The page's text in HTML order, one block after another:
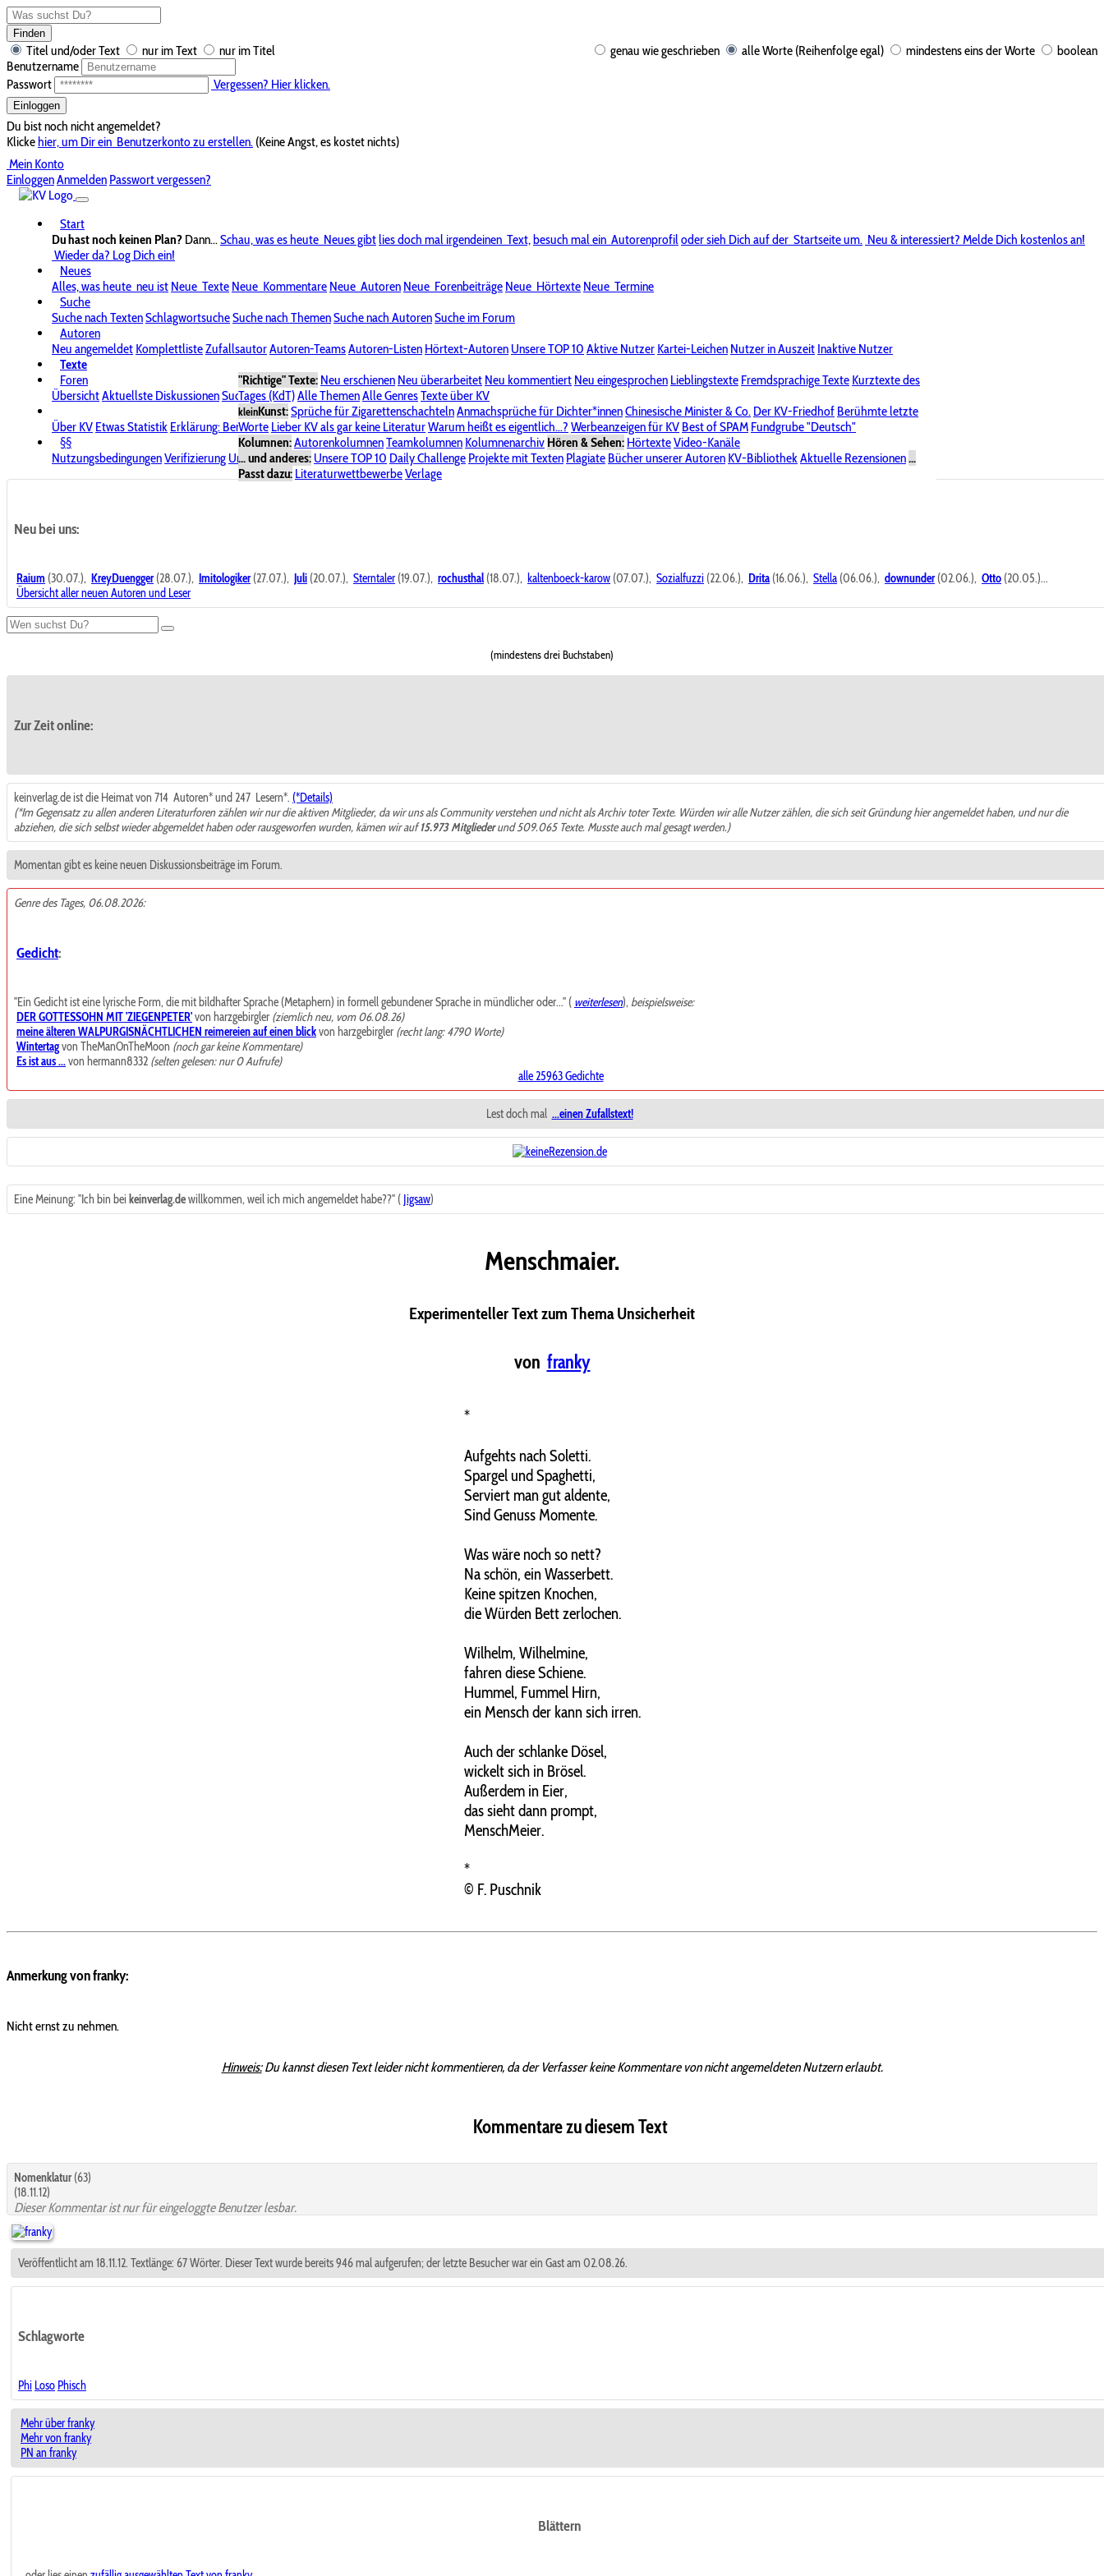
Finden
genau wie geschrieben alle Worte (Reihenfolge egal) mindestens eins der Worte boolean
Titel und/oder Text nur im Text
nur im Titel
Benutzername
Passwort
Vergessen? Hier klicken.
Einloggen
Du bist noch nicht angemeldet?
Klickehier, um Dir ein Benutzerkonto zu erstellen. (Keine Angst, es kostet nichts)
Mein Konto
EinloggenAnmelden Passwort vergessen?
Start
Du hast noch keinen Plan? Dann...Schau, was es heute Neues gibtlies doch mal irgendeinen Text,besuch mal ein Autorenprofiloder sieh Dich auf der Startseite um. Neu & interessiert? Melde Dich kostenlos an!
Wieder da? Log Dich ein!
Neues
Alles, was heute neu ist Neue Texte Neue Kommentare Neue Autoren Neue Forenbeiträge Neue Hörtexte Neue Termine
Suche
Suche nach TextenSchlagwortsucheSuche nach ThemenSuche nach AutorenSuche im Forum
Autoren
Neu angemeldet KomplettlisteZufallsautorAutoren-TeamsAutoren-Listen Hörtext-Autoren Unsere TOP 10 Aktive Nutzer Kartei-Leichen Nutzer in Auszeit Inaktive Nutzer
Texte
"Richtige" Texte: Neu erschienen Neu überarbeitet Neu kommentiert Neu eingesprochen Lieblingstexte Fremdsprachige Texte Kurztexte des
Tages (KdT)Alle ThemenAlle GenresTexte über KV
kleinKunst:Sprüche für ZigarettenschachtelnAnmachsprüche für Dichter*innenChinesische Minister & Co. Der KV-Friedhof Berühmte letzte
Worte Lieber KV als gar keine LiteraturWarum heißt es eigentlich...? Werbeanzeigen für KV Best of SPAM Fundgrube "Deutsch"
Kolumnen:AutorenkolumnenTeamkolumnen Kolumnenarchiv Hören & Sehen: HörtexteVideo-Kanäle
... und anderes: Unsere TOP 10 Daily Challenge Projekte mit Texten Plagiate Bücher unserer Autoren KV-BibliothekAktuelle Rezensionen...
Passt dazu: LiteraturwettbewerbeVerlage
Foren
ÜbersichtAktuellste DiskussionenSuche im ForumBereich "KV-Board"Bereich "Literatur & Schreiberei"
Über KV Etwas Statistik Erklärung: BenutzersymboleSpende für KV Unsere SpenderlisteAlle Wege führen zu KVPasswort vergessen?
§§
NutzungsbedingungenVerifizierung UrheberrechtAvatare & BilderStalkingDatenschutzerklärungImpressum
Neu bei uns:
Raium (30.07.), KreyDuengger(28.07.), Imitologiker(27.07.), Juli (20.07.), Sterntaler (19.07.), rochusthal (18.07.), kaltenboeck-karow (07.07.), Sozialfuzzi (22.06.), Drita (16.06.), Stella (06.06.), downunder(02.06.), Otto (20.05.)...
Übersicht aller neuen Autoren und Leser
(mindestens drei Buchstaben)
Zur Zeit online:
keinverlag.de ist die Heimat von 714 Autoren* und 247 Lesern*. (*Details)
(*Im Gegensatz zu allen anderen Literaturforen zählen wir nur die aktiven Mitglieder, da wir uns als Community verstehen und nicht als Archiv toter Texte. Würden wir alle Nutzer zählen, die sich seit Gründung hier angemeldet haben, und nur die
abziehen, die sich selbst wieder abgemeldet haben oder rausgeworfen wurden, kämen wir auf15.973 Mitgliederund 509.065 Texte. Musste auch mal gesagt werden.)
Momentan gibt es keine neuen Diskussionsbeiträge im Forum.
Genre des Tages, 06.08.2026:
Gedicht:
"Ein Gedicht ist eine lyrische Form, die mit bildhafter Sprache (Metaphern) in formell gebundener Sprache in mündlicher oder..." ( weiterlesen),beispielsweise:
DER GOTTESSOHN MIT 'ZIEGENPETER'von harzgebirgler (ziemlich neu, vom 06.08.26)
meine älteren WALPURGISNÄCHTLICHEN reimereien auf einen blickvon harzgebirgler (recht lang: 4790 Worte)
Wintertagvon TheManOnTheMoon (noch gar keine Kommentare)
Es ist aus ...von hermann8332 (selten gelesen: nur 0 Aufrufe)
alle 25963 Gedichte
Lest doch mal ...einen Zufallstext!
Eine Meinung: "Ich bin bei keinverlag.dewillkommen, weil ich mich angemeldet habe??" ( Jigsaw)
Menschmaier.
Experimenteller Text zum Thema Unsicherheit
von franky
*
Aufgehts nach Soletti.
Spargel und Spaghetti,
Serviert man gut aldente,
Sind Genuss Momente.
Was wäre noch so nett?
Na schön, ein Wasserbett.
Keine spitzen Knochen,
die Würden Bett zerlochen.
Wilhelm, Wilhelmine,
fahren diese Schiene.
Hummel, Fummel Hirn,
ein Mensch der kann sich irren.
Auch der schlanke Dösel,
wickelt sich in Brösel.
Außerdem in Eier,
das sieht dann prompt,
MenschMeier.
*
© F. Puschnik
Anmerkung von franky:
Nicht ernst zu nehmen.
Hinweis:Du kannst diesen Text leider nicht kommentieren, da der Verfasser keine Kommentare von nicht angemeldeten Nutzern erlaubt.
Kommentare zu diesem Text
Nomenklatur(63)
(18.11.12)
Dieser Kommentar ist nur für eingeloggte Benutzer lesbar.
Veröffentlicht am 18.11.12. Textlänge: 67 Wörter. Dieser Text wurde bereits 946 mal aufgerufen; der letzte Besucher war ein Gast am 02.08.26.
Schlagworte
Phi Loso Phisch
Mehr über franky
Mehr von franky
PN an franky
Blättern